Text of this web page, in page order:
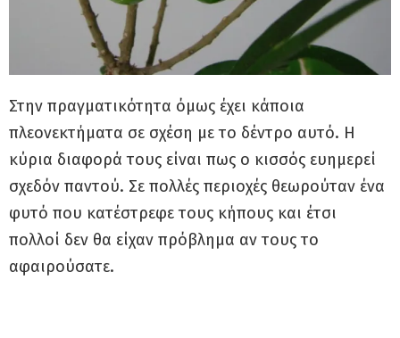
Στην πραγματικότητα όμως έχει κάποια
πλεονεκτήματα σε σχέση με το δέντρο αυτό. Η
κύρια διαφορά τους είναι πως ο κισσός ευημερεί
σχεδόν παντού. Σε πολλές περιοχές θεωρούταν ένα
φυτό που κατέστρεφε τους κήπους και έτσι
πολλοί δεν θα είχαν πρόβλημα αν τους το
αφαιρούσατε.